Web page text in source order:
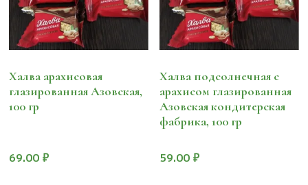
Халва арахисовая
глазированная Азовская,
100 гр
69.00 ₽
Халва подсолнечная с
арахисом глазированная
Азовская кондитерская
фабрика, 100 гр
59.00₽